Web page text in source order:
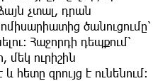
չտալ, դրան
ծանուցումը՝
Հաջորդի դեպքում՝
մեկ ուրիշին
հետը զրույց է ունենում։